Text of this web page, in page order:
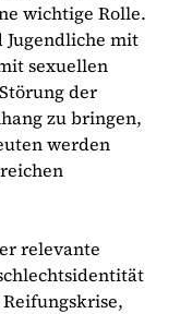
wichtige Rolle.
Jugendliche mit
sexuellen
der
zu bringen,
werden
relevante